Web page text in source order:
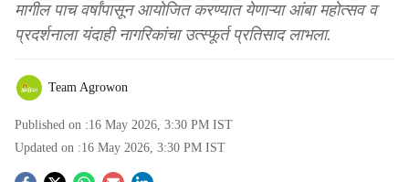
मागील पाच वर्षांपासून आयोजित करण्यात येणाऱ्या आंबा महोत्सव व
प्रदर्शनाला यंदाही नागरिकांचा उत्स्फूर्त प्रतिसाद लाभला.
Team Agrowon
Published on :16 May 2026, 3:30 PM IST
Updated on :16 May 2026, 3:30 PM IST